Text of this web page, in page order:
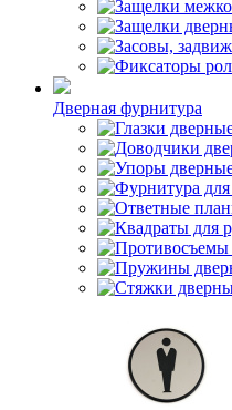
Дверная фурнитура